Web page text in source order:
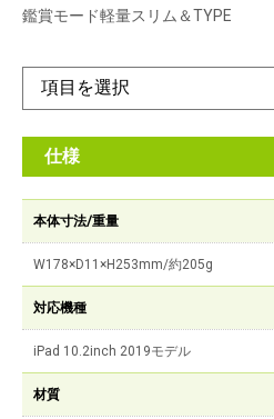
鑑賞モード軽量スリム＆TYPE
仕様
本体寸法/重量
W178×D11×H253mm/約205g
対応機種
iPad 10.2inch 2019モデル
材質